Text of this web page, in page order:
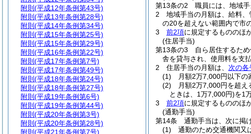
第13条の2
職員には、地域手
2
地域手当の月額は、給料
の20を超えない範囲内で市
3
前2項に規定するもののほ
(住居手当)
第13条の3
自ら居住するた
舎を貸与され、使用料を支
2
住居手当の月額は、 次の各
(1)
月額2万7,000円以下
(2)
月額2万7,000円を超
ときは、1万7,000円)を1
3
前2項に規定するもののほ
(通勤手当)
第14条
通勤手当は、次に掲
(1)
通勤のため交通機関又
附則 (平成12年条例第43号)
附則 (平成13年条例第28号)
附則 (平成14年条例第34号)
附則 (平成15年条例第25号)
附則 (平成15年条例第29号)
附則 (平成16年条例第22号)
附則 (平成17年条例第7号)
附則 (平成17年条例第49号)
附則 (平成18年条例第24号)
附則 (平成18年条例第27号)
附則 (平成19年条例第6号)
附則 (平成19年条例第44号)
附則 (平成20年条例第3号)
附則 (平成20年条例第28号)
附則 (平成21年条例第7号)